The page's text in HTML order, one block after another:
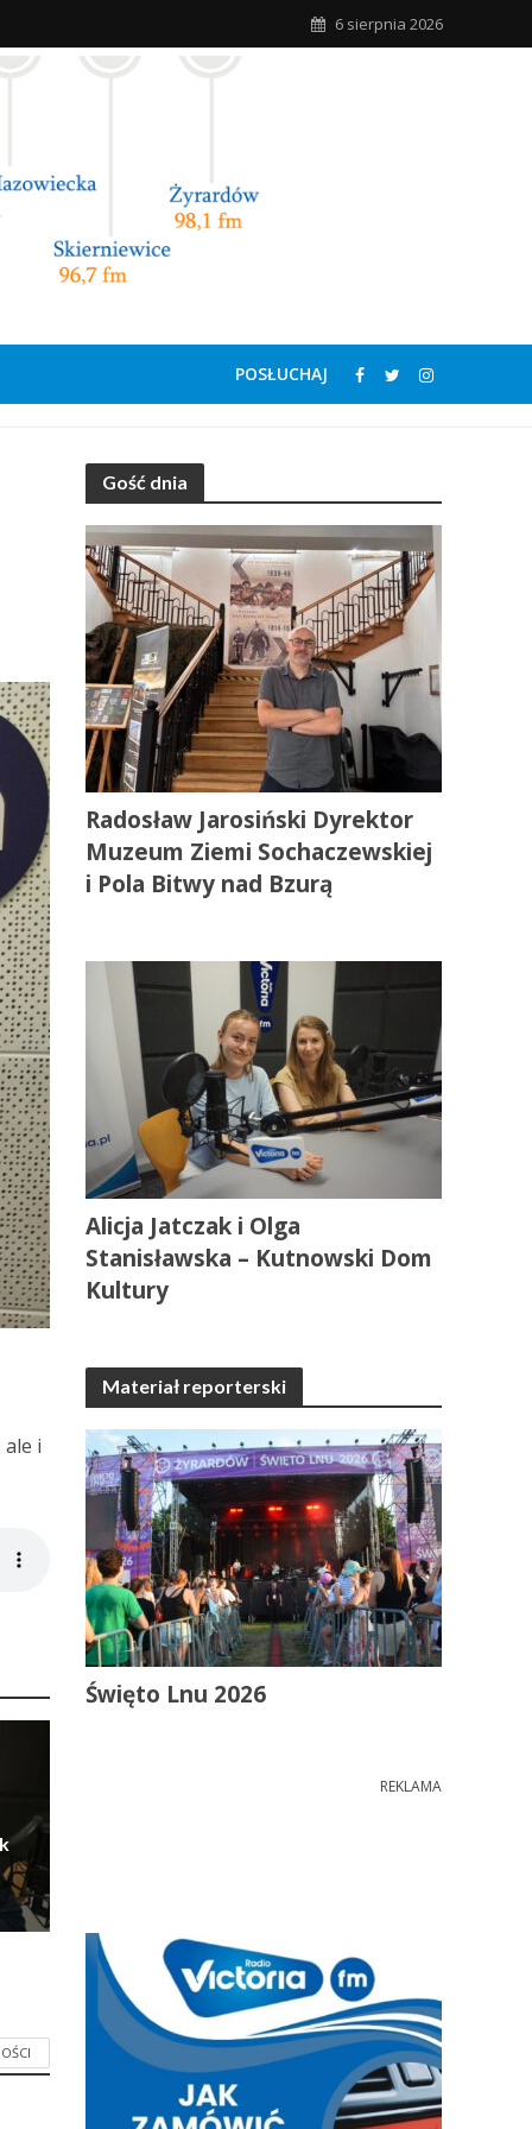
6 sierpnia 2026
POSŁUCHAJ
i
Gość dnia
Radosław Jarosiński Dyrektor
Muzeum Ziemi Sochaczewskiej
i Pola Bitwy nad Bzurą
Alicja Jatczak i Olga
Stanisławska – Kutnowski Dom
Kultury
Materiał reporterski
Święto Lnu 2026
REKLAMA